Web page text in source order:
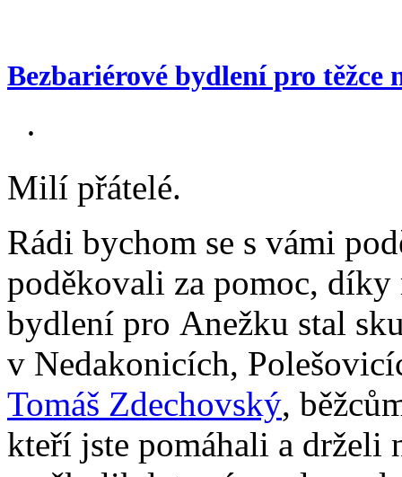
Bezbariérové bydlení pro těžce
·
Milí přátelé.
Rádi bychom se s vámi
poděkovali za pomoc, díky
bydlení pro Anežku stal
v Nedakonicích,
Tomáš Zdechovský,
kteří jste pomáhali a drželi